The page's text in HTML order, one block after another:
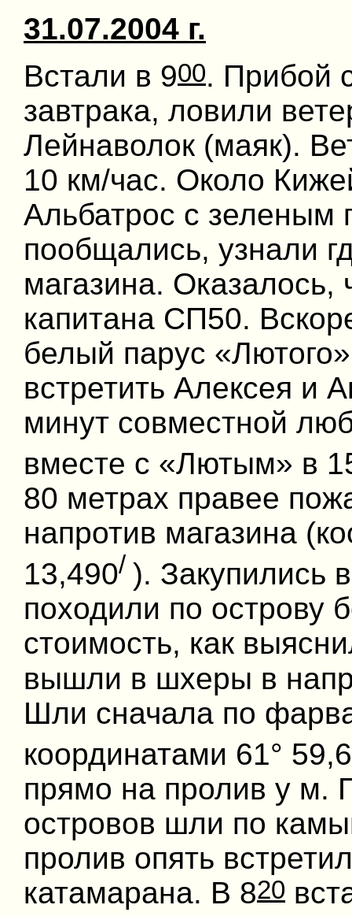
31.07.2004 г.
Встали в 900. Прибой
завтрака, ловили
Лейнаволок (маяк).
10 км/час. Около
Альбатрос с
пообщались, узнали
магазина. Оказалось,
капитана СП50.
белый парус
встретить Алексея и
минут совместной
вместе с «Лютым» в
80 метрах правее
напротив магазина
13,490/ ). Закупились
походили по острову
стоимость, как
вышли в шхеры в
Шли сначала по
координатами 61°
прямо на пролив у м.
островов шли по
пролив опять
катамарана. В 820